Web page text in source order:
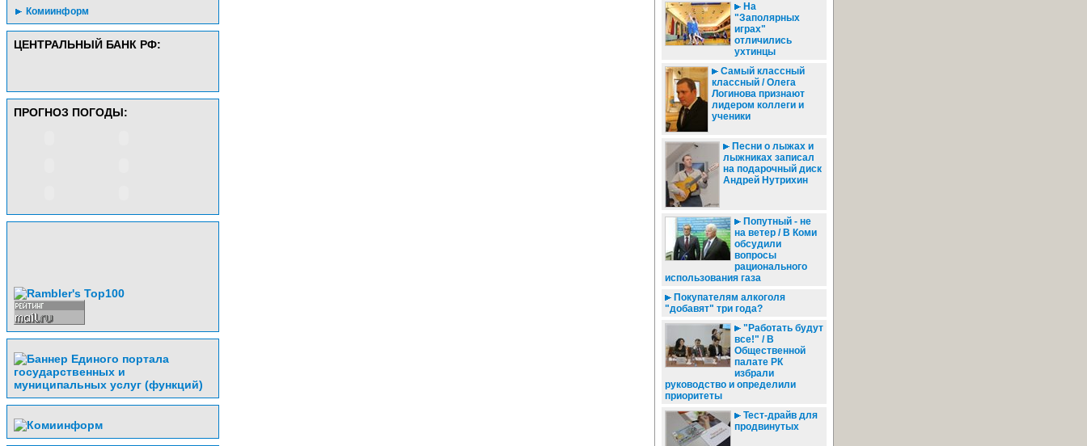
Комиинформ
ЦЕНТРАЛЬНЫЙ БАНК РФ:
ПРОГНОЗ ПОГОДЫ:
На
"Заполярных
играх"
отличились
ухтинцы
Самый классный
классный / Олега
Логинова признают
лидером коллеги и
ученики
Песни о лыжах и
лыжниках записал
на подарочный диск
Андрей Нутрихин
Попутный - не
на ветер / В Коми
обсудили
вопросы
рационального
использования газа
Покупателям алкоголя
"добавят" три года?
"Работать будут
все!" / В
Общественной
палате РК
избрали
руководство и определили
приоритеты
Тест-драйв для
продвинутых